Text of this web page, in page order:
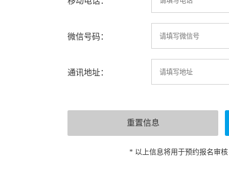
微信号码：
通讯地址：
* 以上信息将用于预约报名审